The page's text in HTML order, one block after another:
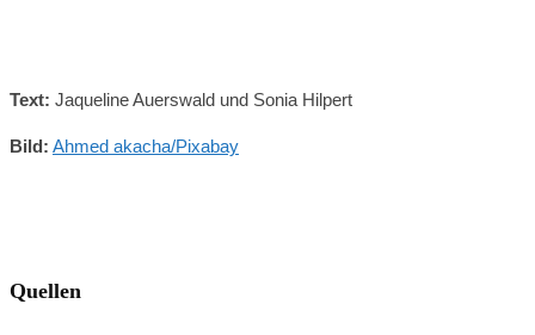
Text: Jaqueline Auerswald und Sonia Hilpert
Bild: Ahmed akacha/Pixabay
Quellen